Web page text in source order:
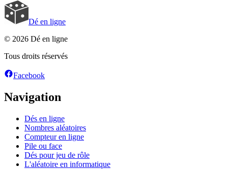
Dé en ligne
© 2026 Dé en ligne
Tous droits réservés
Facebook
Navigation
Dés en ligne
Nombres aléatoires
Compteur en ligne
Pile ou face
Dés pour jeu de rôle
L'aléatoire en informatique